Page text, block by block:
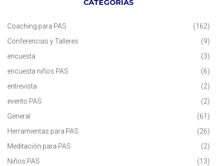
CATEGORÍAS
Coaching para PAS
(162)
Conferencias y Talleres
(9)
encuesta
(3)
encuesta niños PAS
(6)
entrevista
(2)
evento PAS
(2)
General
(61)
Herramientas para PAS
(26)
Meditación para PAS
(2)
Niños PAS
(13)